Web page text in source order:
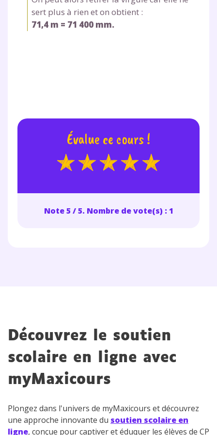
sert plus à rien et on obtient :
71,4 m = 71 400 mm.
Évalue ce cours !
Note 5 / 5. Nombre de vote(s) : 1
Découvrez le soutien
scolaire en ligne avec
myMaxicours
Plongez dans l'univers de myMaxicours et découvrez
une approche innovante du soutien scolaire en
ligne, conçue pour captiver et éduquer les élèves de CP
consulternotre charte .